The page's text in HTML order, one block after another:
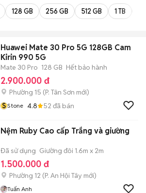
128 GB 256 GB 512 GB 1 TB
Huawei Mate 30 Pro 5G 128GB Cam
Kirin 990 5G
Mate 30 Pro 128 GB Hết bảo hành
2.900.000 đ
Phường 15 (P. Tân Sơn mới)
S Stone 4.8 52 đã bán
Nệm Ruby Cao cấp Trắng và giường
Đã sử dụng Giường đôi 1.6m x 2m
1.500.000 đ
Phường 12 (P. An Hội Tây mới)
Tuấn Anh